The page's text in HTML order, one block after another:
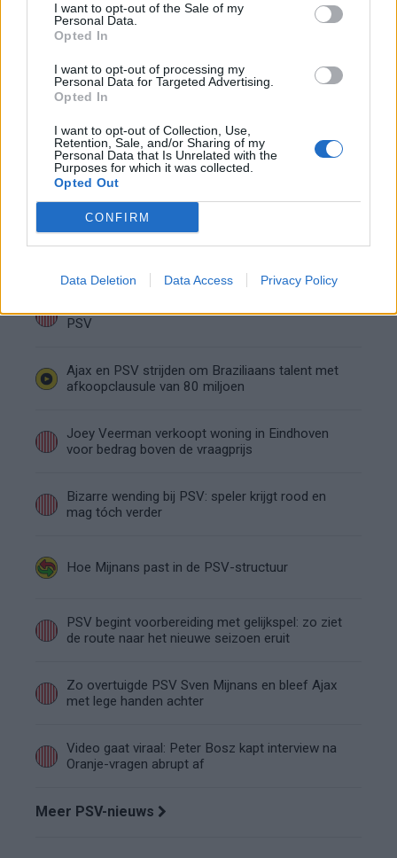
I want to opt-out of the Sale of my
Personal Data.
Opted In
I want to opt-out of processing my
Personal Data for Targeted Advertising.
Opted In
I want to opt-out of Collection, Use,
Retention, Sale, and/or Sharing of my
Personal Data that Is Unrelated with the
Purposes for which it was collected.
Opted Out
CONFIRM
Data Deletion Data Access Privacy Policy
Bommel als nieuwe bondscoach
serieuze optie
van Internazionale
Bosz wil niets weten van Oranje: PSV-trainer
kapt interview abrupt af
Wanneer is de loting voor de Champions
PSV
Ajax en PSV strijden om Braziliaans talent met
afkoopclausule van 80 miljoen
Joey Veerman verkoopt woning in Eindhoven
voor bedrag boven de vraagprijs
Bizarre wending bij PSV: speler krijgt rood en
mag tóch verder
Hoe Mijnans past in de PSV-structuur
PSV begint voorbereiding met gelijkspel: zo ziet
de route naar het nieuwe seizoen eruit
Zo overtuigde PSV Sven Mijnans en bleef Ajax
met lege handen achter
Video gaat viraal: Peter Bosz kapt interview na
Oranje-vragen abrupt af
Meer PSV-nieuws